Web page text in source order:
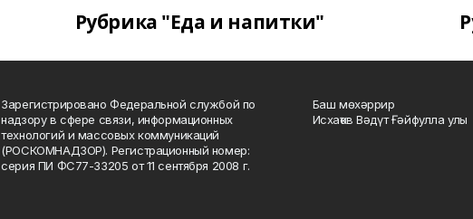
Рубрика "Еда и напитки"
Зарегистрировано Федеральной службой по
надзору в сфере связи, информационных
технологий и массовых коммуникаций
(РОСКОМНАДЗОР). Регистрационный номер:
серия ПИ ФС77-33205 от 11 сентября 2008 г.
Баш мөхәррир
Исхаҡов Вәдүт Ғәйфулла улы